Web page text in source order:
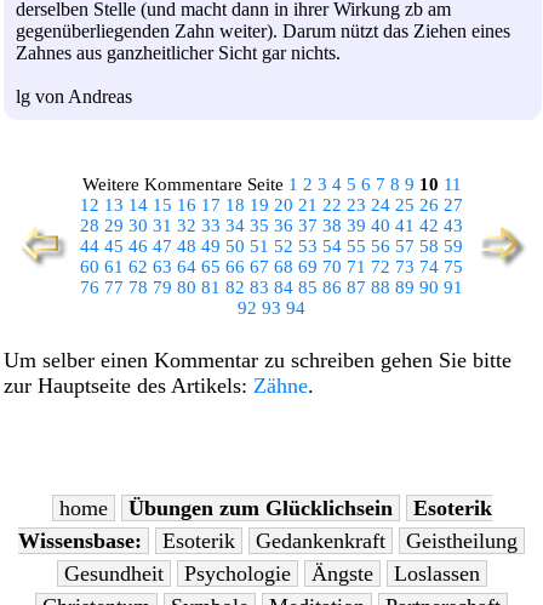
derselben Stelle (und macht dann in ihrer Wirkung zb am
gegenüberliegenden Zahn weiter). Darum nützt das Ziehen eines
Zahnes aus ganzheitlicher Sicht gar nichts.
lg von Andreas
Weitere Kommentare Seite 1 2 3 4 5 6 7 8 9 10 11
12 13 14 15 16 17 18 19 20 21 22 23 24 25 26 27
28 29 30 31 32 33 34 35 36 37 38 39 40 41 42 43
44 45 46 47 48 49 50 51 52 53 54 55 56 57 58 59
60 61 62 63 64 65 66 67 68 69 70 71 72 73 74 75
76 77 78 79 80 81 82 83 84 85 86 87 88 89 90 91
92 93 94
Um selber einen Kommentar zu schreiben gehen Sie bitte
zur Hauptseite des Artikels: Zähne.
home Übungen zum Glücklichsein
Esoterik
Wissensbase:
Esoterik Gedankenkraft
Geistheilung
Gesundheit
Psychologie Ängste
Loslassen